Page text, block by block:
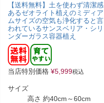
【送料無料】土を使わず清潔感
あるゼオライト植えのミディア
ムサイズの空気も浄化すると言
われているサンスベリア・シリ
ンダーガラス容器植え
当店特別価格 ¥5,999税込
サイズ
高さ 約40cm～60cm